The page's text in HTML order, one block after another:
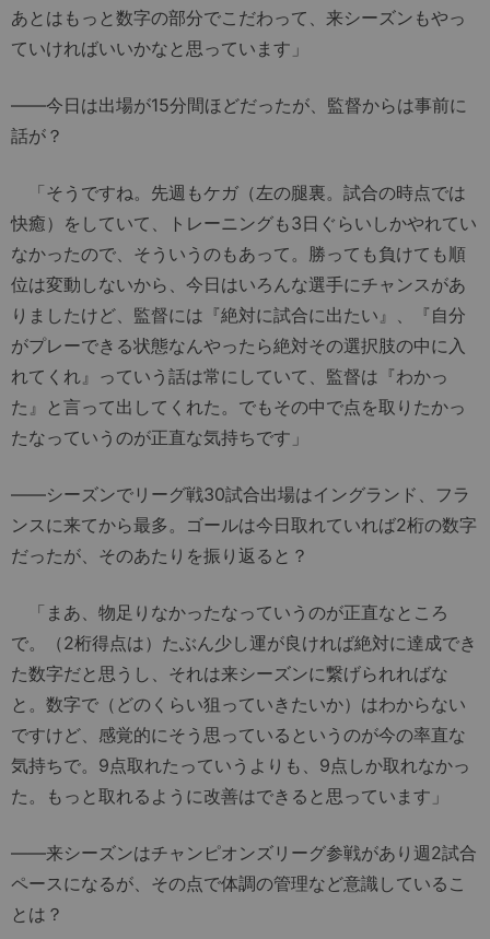
あとはもっと数字の部分でこだわって、来シーズンもやっ
ていければいいかなと思っています」
――今日は出場が15分間ほどだったが、監督からは事前に
話が？
「そうですね。先週もケガ（左の腿裏。試合の時点では
快癒）をしていて、トレーニングも3日ぐらいしかやれてい
なかったので、そういうのもあって。勝っても負けても順
位は変動しないから、今日はいろんな選手にチャンスがあ
りましたけど、監督には『絶対に試合に出たい』、『自分
がプレーできる状態なんやったら絶対その選択肢の中に入
れてくれ』っていう話は常にしていて、監督は『わかっ
た』と言って出してくれた。でもその中で点を取りたかっ
たなっていうのが正直な気持ちです」
――シーズンでリーグ戦30試合出場はイングランド、フラ
ンスに来てから最多。ゴールは今日取れていれば2桁の数字
だったが、そのあたりを振り返ると？
「まあ、物足りなかったなっていうのが正直なところ
で。（2桁得点は）たぶん少し運が良ければ絶対に達成でき
た数字だと思うし、それは来シーズンに繋げられればな
と。数字で（どのくらい狙っていきたいか）はわからない
ですけど、感覚的にそう思っているというのが今の率直な
気持ちで。9点取れたっていうよりも、9点しか取れなかっ
た。もっと取れるように改善はできると思っています」
――来シーズンはチャンピオンズリーグ参戦があり週2試合
ペースになるが、その点で体調の管理など意識しているこ
とは？